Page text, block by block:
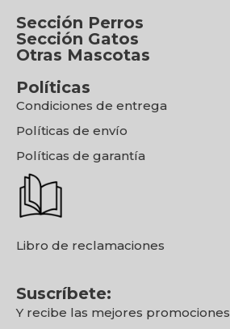
Sección Perros
Sección Gatos
Otras Mascotas
Políticas
Condiciones de entrega
Políticas de envío
Políticas de garantía
Libro de reclamaciones
Suscríbete:
Y recibe las mejores promociones